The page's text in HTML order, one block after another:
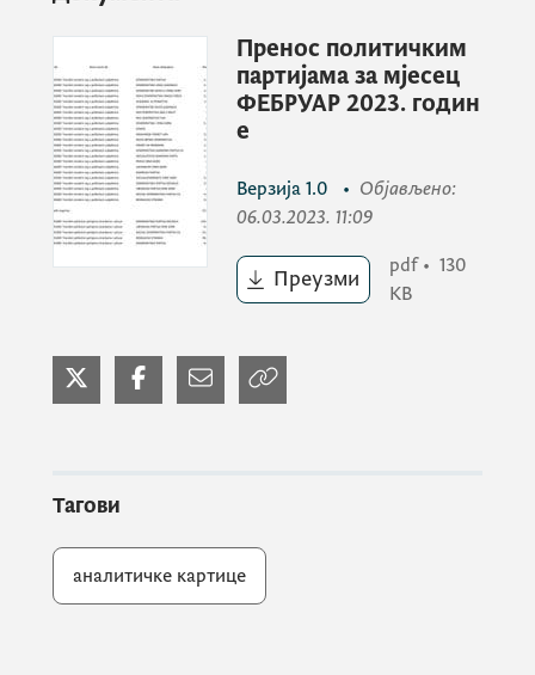
Пренос политичким
партијама за мјесец
ФЕБРУАР 2023. годин
е
Верзија 1.0 • Објављено:
06.03.2023. 11:09
Преузми
pdf • 130
KB
Тагови
аналитичке картице